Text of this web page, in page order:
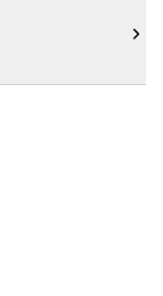
